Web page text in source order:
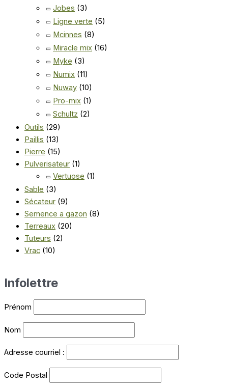
Jobes (3)
Ligne verte (5)
Mcinnes (8)
Miracle mix (16)
Myke (3)
Numix (11)
Nuway (10)
Pro-mix (1)
Schultz (2)
Outils (29)
Paillis (13)
Pierre (15)
Pulverisateur (1)
Vertuose (1)
Sable (3)
Sécateur (9)
Semence a gazon (8)
Terreaux (20)
Tuteurs (2)
Vrac (10)
Infolettre
Prénom
Nom
Adresse courriel :
Code Postal